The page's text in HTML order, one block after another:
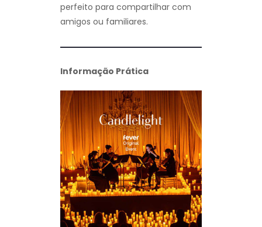
perfeito para compartilhar com
amigos ou familiares.
Informação Prática